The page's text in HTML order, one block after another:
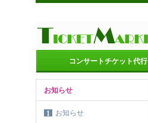
コンサートチケット代行
お知らせ
1
お知らせ